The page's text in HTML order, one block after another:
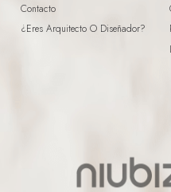
Contacto
¿eres Arquitecto O Diseñador?